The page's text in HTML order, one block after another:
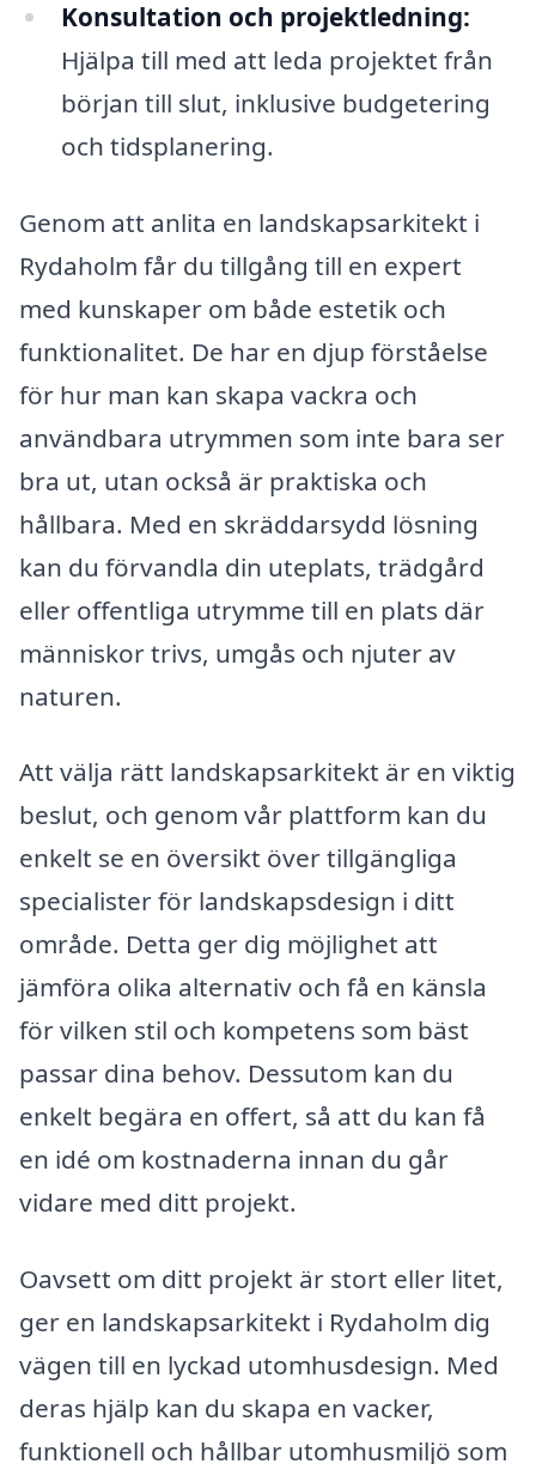
Konsultation och projektledning:
Hjälpa till med att leda projektet från
början till slut, inklusive budgetering
och tidsplanering.
Genom att anlita en landskapsarkitekt i
Rydaholm får du tillgång till en expert
med kunskaper om både estetik och
funktionalitet. De har en djup förståelse
för hur man kan skapa vackra och
användbara utrymmen som inte bara ser
bra ut, utan också är praktiska och
hållbara. Med en skräddarsydd lösning
kan du förvandla din uteplats, trädgård
eller offentliga utrymme till en plats där
människor trivs, umgås och njuter av
naturen.
Att välja rätt landskapsarkitekt är en viktig
beslut, och genom vår plattform kan du
enkelt se en översikt över tillgängliga
specialister för landskapsdesign i ditt
område. Detta ger dig möjlighet att
jämföra olika alternativ och få en känsla
för vilken stil och kompetens som bäst
passar dina behov. Dessutom kan du
enkelt begära en offert, så att du kan få
en idé om kostnaderna innan du går
vidare med ditt projekt.
Oavsett om ditt projekt är stort eller litet,
ger en landskapsarkitekt i Rydaholm dig
vägen till en lyckad utomhusdesign. Med
deras hjälp kan du skapa en vacker,
funktionell och hållbar utomhusmiljö som